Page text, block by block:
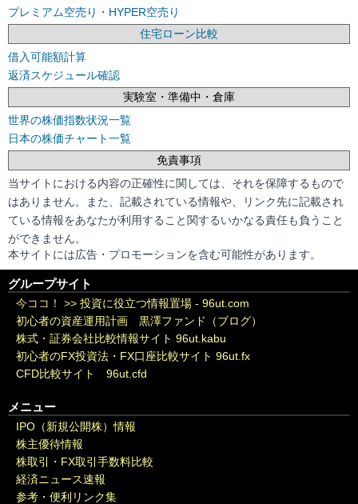
プレミアム空売り・HYPER空売り
住宅ローン比較
借入可能額計算
返済スケジュール確認
実験室・準備中・倉庫
世界の株価指数状況一覧
日本の株価チャート一覧
免責事項
当サイトにおける内容の正確性に関しては、それを保障するもので
はありません。また、記載されている情報や、リンク先に記載され
ている情報をあなたが利用すること関するいかなる責任も負うこと
ができません。
本サイトには広告・プロモーションを含む可能性があります。
グループサイト
今ココ！ >> 投資に役立つ情報置場 - 96ut.com
初心者の資産運用計画 黒澤ファンド（ブログ）
株式・証券会社比較情報サイト 96ut.kabu
初心者のFX投資法・FX口座比較サイト 96ut.fx
CFD比較サイト 96ut.cfd
メニュー
IPO（新規公開株）情報
株主優待情報
株取引・FX取引手数料比較
経済ニュース速報
参考・便利リンク集